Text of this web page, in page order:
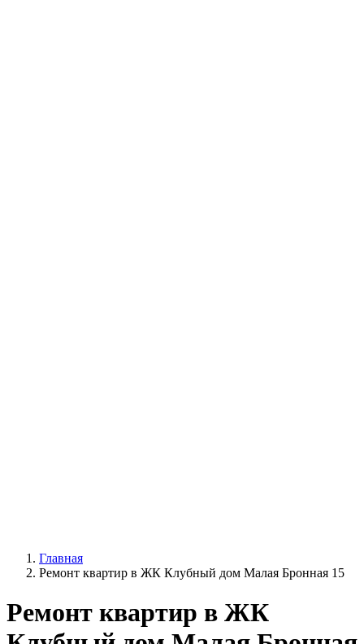
Главная
Ремонт квартир в ЖК Клубный дом Малая Бронная 15
Ремонт квартир в ЖК